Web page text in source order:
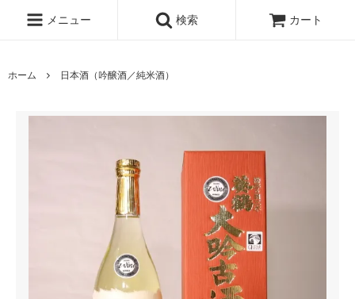
メニュー 検索 カート
ホーム 日本酒（吟醸酒／純米酒）